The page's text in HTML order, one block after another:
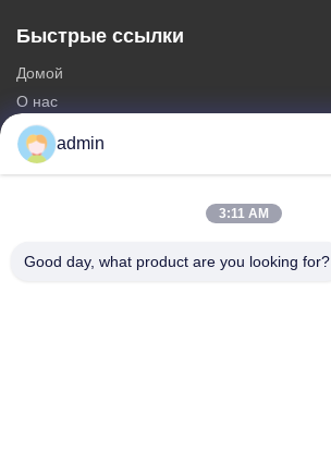
Быстрые ссылки
Домой
О нас
продукты
Свяжитесь с нами
треугольная антенная башня
admin
3:11 AM
Good day, what product are you looking for?